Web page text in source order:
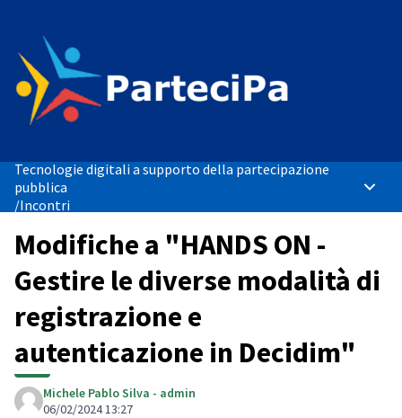
Tecnologie digitali a supporto della partecipazione
pubblica
/Incontri
Modifiche a "HANDS ON -
Gestire le diverse modalità di
registrazione e
autenticazione in Decidim"
Michele Pablo Silva - admin
06/02/2024 13:27